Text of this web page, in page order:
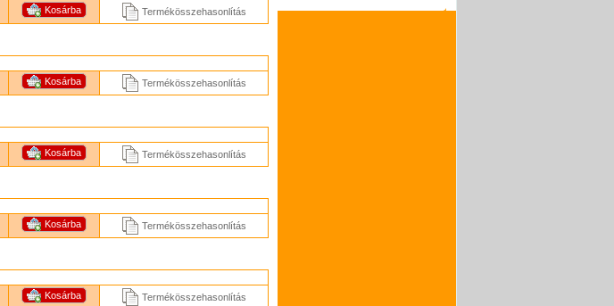
Termékösszehasonlítás
Termékösszehasonlítás
Termékösszehasonlítás
Termékösszehasonlítás
Termékösszehasonlítás